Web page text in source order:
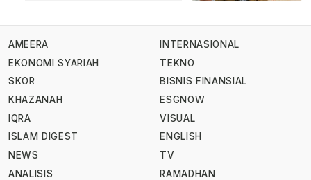
AMEERA
EKONOMI SYARIAH
SKOR
KHAZANAH
IQRA
ISLAM DIGEST
NEWS
ANALISIS
INTERNASIONAL
TEKNO
BISNIS FINANSIAL
ESGNOW
VISUAL
ENGLISH
TV
RAMADHAN